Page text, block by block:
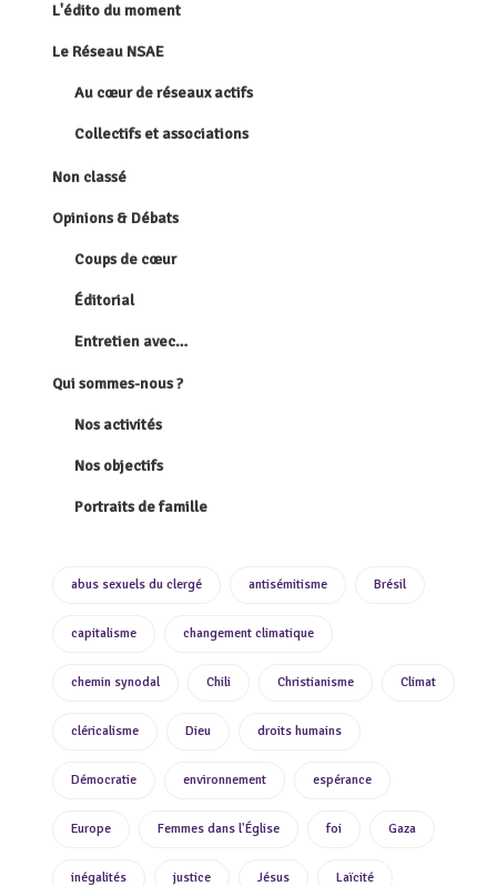
L'édito du moment
Le Réseau NSAE
Au cœur de réseaux actifs
Collectifs et associations
Non classé
Opinions & Débats
Coups de cœur
Éditorial
Entretien avec…
Qui sommes-nous ?
Nos activités
Nos objectifs
Portraits de famille
abus sexuels du clergé antisémitisme Brésil
capitalisme changement climatique
chemin synodal Chili Christianisme Climat
cléricalisme Dieu droits humains
Démocratie environnement espérance
Europe Femmes dans l'Église foi Gaza
inégalités justice Jésus Laïcité